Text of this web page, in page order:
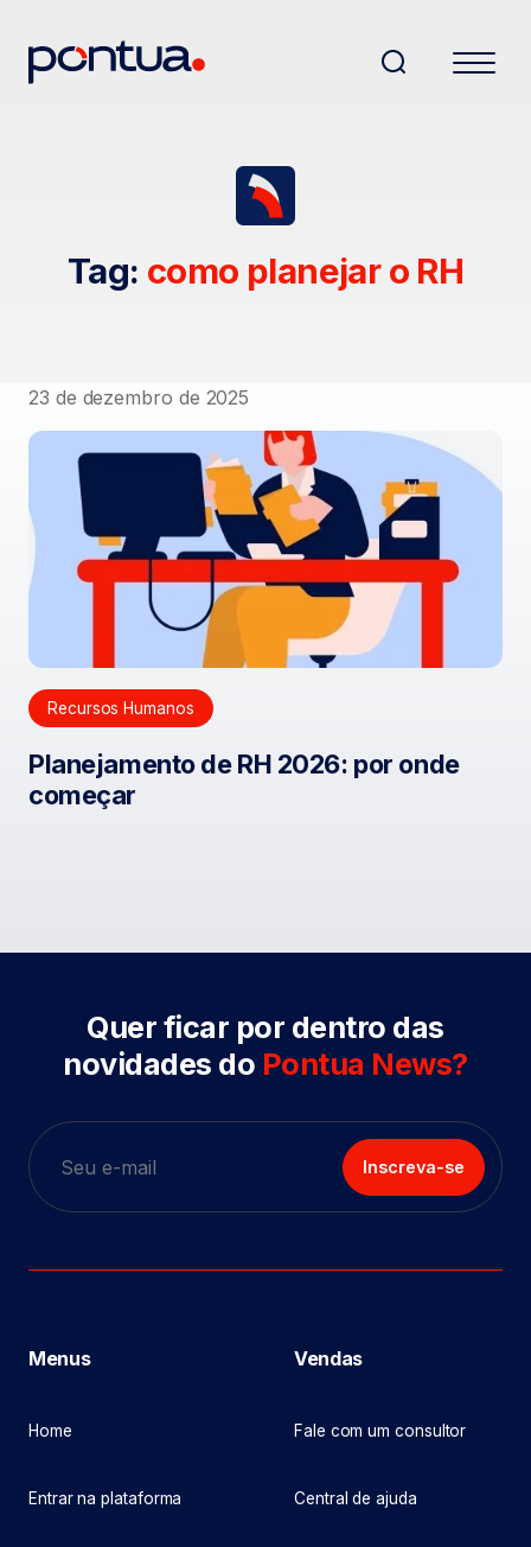
Tag: como planejar o RH
23 de dezembro de 2025
Recursos Humanos
Planejamento de RH 2026: por onde
começar
Quer ficar por dentro das
novidades do Pontua News?
Inscreva-se
Menus
Home
Entrar na plataforma
Vendas
Fale com um consultor
Central de ajuda